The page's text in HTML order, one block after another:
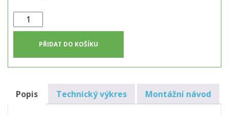
Dvouplášťový
kruhový
množství
PŘIDAT DO KOŠÍKU
Popis Technický výkres Montážní návod